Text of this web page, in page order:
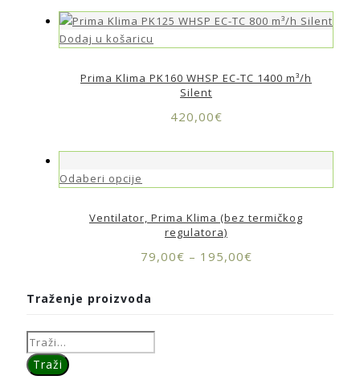
Dodaj u košaricu
Prima Klima PK160 WHSP EC-TC 1400 m³/h
Silent
420,00€
Odaberi opcije
Ventilator, Prima Klima (bez termičkog
regulatora)
79,00€ – 195,00€
Traženje proizvoda